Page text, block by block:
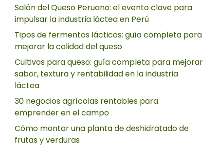
Salón del Queso Peruano: el evento clave para
impulsar la industria láctea en Perú
Tipos de fermentos lácticos: guía completa para
mejorar la calidad del queso
Cultivos para queso: guía completa para mejorar
sabor, textura y rentabilidad en la industria
láctea
30 negocios agrícolas rentables para
emprender en el campo
Cómo montar una planta de deshidratado de
frutas y verduras